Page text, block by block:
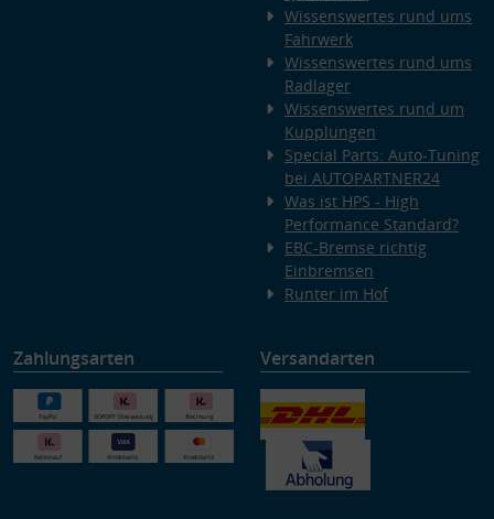
Wissenswertes rund ums
Fahrwerk
Wissenswertes rund ums
Radlager
Wissenswertes rund um
Kupplungen
Special Parts: Auto-Tuning
bei AUTOPARTNER24
Was ist HPS - High
Performance Standard?
EBC-Bremse richtig
Einbremsen
Runter im Hof
Zahlungsarten Versandarten